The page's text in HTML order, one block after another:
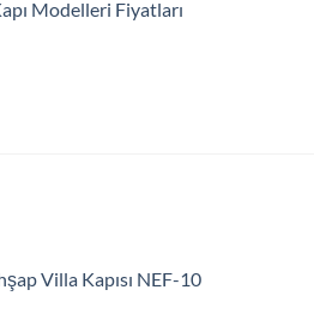
Modelleri Fiyatları
Villa Kapısı NEF-10